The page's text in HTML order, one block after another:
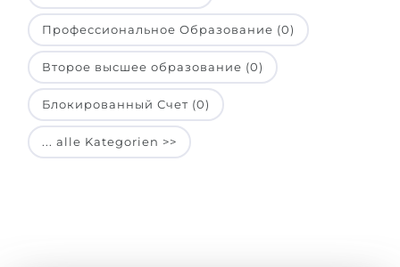
Профессиональное Образование (0)
Второе высшее образование (0)
Блокированный Счет (0)
... alle Kategorien >>